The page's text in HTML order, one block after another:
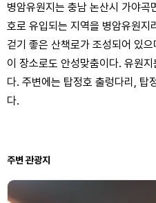
병암유원지는 충남 논산시 가야곡
호로 유입되는 지역을 병암유원지
걷기 좋은 산책로가 조성되어 있
이 장소로도 안성맞춤이다. 유원
다. 주변에는 탑정호 출렁다리, 탑
다.
주변 관광지